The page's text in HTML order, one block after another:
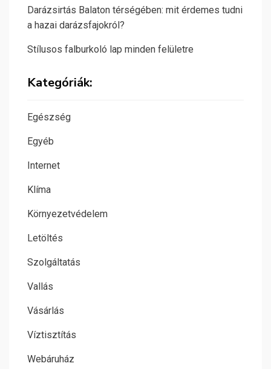
Darázsirtás Balaton térségében: mit érdemes tudni
a hazai darázsfajokról?
Stílusos falburkoló lap minden felületre
Kategóriák:
Egészség
Egyéb
Internet
Klíma
Környezetvédelem
Letöltés
Szolgáltatás
Vallás
Vásárlás
Víztisztítás
Webáruház